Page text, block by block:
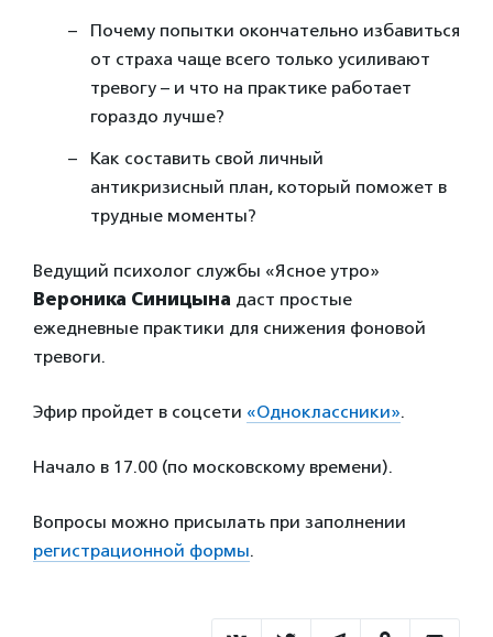
Почему попытки окончательно избавиться
от страха чаще всего только усиливают
тревогу – и что на практике работает
гораздо лучше?
Как составить свой личный
антикризисный план, который поможет в
трудные моменты?
Ведущий психолог службы «Ясное утро»
Вероника Синицына даст простые
ежедневные практики для снижения фоновой
тревоги.
Эфир пройдет в соцсети «Одноклассники».
Начало в 17.00 (по московскому времени).
Вопросы можно присылать при заполнении
регистрационной формы.